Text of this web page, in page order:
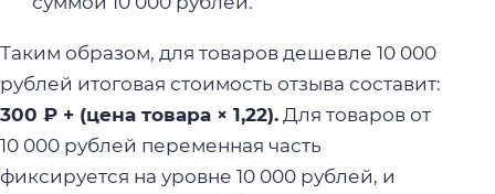
Таким образом, для товаров дешевле 10 000
рублей итоговая стоимость отзыва составит:
300 ₽ + (цена товара × 1,22). Для товаров от
10 000 рублей переменная часть
фиксируется на уровне 10 000 рублей, и